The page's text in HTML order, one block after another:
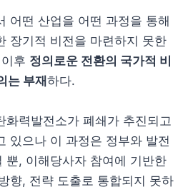
어떤 산업을 어떤 과정을 통해
장기적 비전을 마련하지 못한
후 정의로운 전환의 국가적 비
는 부재하다.
화력발전소가 폐쇄가 추진되고
있으나 이 과정은 정부와 발전
뿐, 이해당사자 참여에 기반한
향, 전략 도출로 통합되지 못하